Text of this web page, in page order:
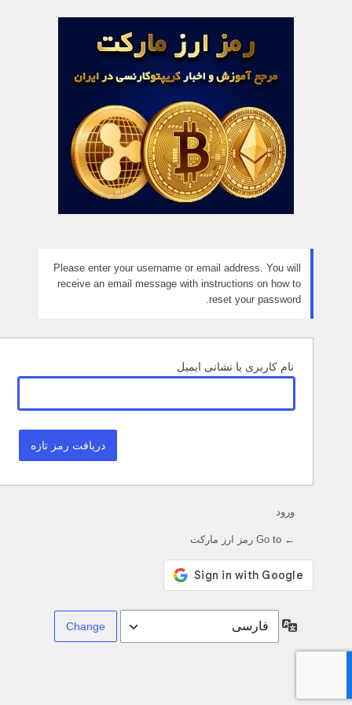
Please enter your username or email address. You will
receive an email message with instructions on how to
reset your password.
نام کاربری یا نشانی ایمیل
ورود
← Go to رمز ارز مارکت
زبان